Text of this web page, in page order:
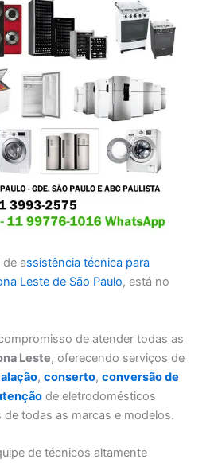
assistência técnica para
Leste de São Paulo, está no
de atender todas as
Leste, oferecendo serviços de
,conserto,conversão de
de eletrodomésticos
todas as marcas e modelos.
de técnicos altamente